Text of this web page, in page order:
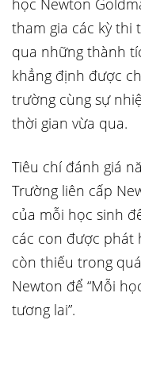
học Newton
tham gia các kỳ thi
qua những thành
khẳng định được
trường cùng sự
thời gian vừa qua.
Tiêu chí đánh giá
Trường liên cấp
của mỗi học sinh
các con được phát
còn thiếu trong
Newton để “Mỗi
tương lai”.